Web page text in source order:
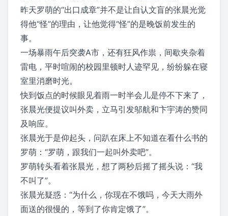
昨天罗萌的“出口成章”并不是让自认文盲的张晨光觉
得他“怪”的理由，让他觉得“怪”的是晚饭前发生的
事。
一场暴雨午后突袭A市，还有狂风作祟，间歇夹杂着
雷电，平时喧闹的校园里顿时人迹罕见，纷纷躲在寝
室里消磨时光。
快到饭点的时候眼见着雨一时半会儿是停不下来了，
张晨光便提议叫外卖，立马引发邬航和卞宇涛的赞同
及响应。
张晨光于是仰起头，问趴在床上不知道在看什么书的
罗萌：“罗萌，跟我们一起叫外卖吧”。
罗萌转头看着张晨光，想了两秒后摇了摇头说：“我
不叫了”。
张晨光疑惑：“为什么，你现在不饿吗，今天大雨外
面送的很慢的，等到了你肯定饿了”。